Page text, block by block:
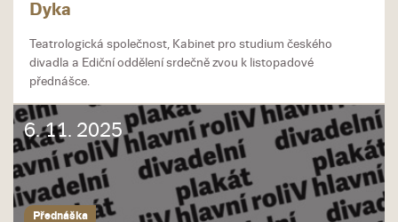
Dyka
Teatrologická společnost, Kabinet pro studium českého
divadla a Ediční oddělení srdečně zvou k listopadové
přednášce.
6. 11. 2025
Přednáška